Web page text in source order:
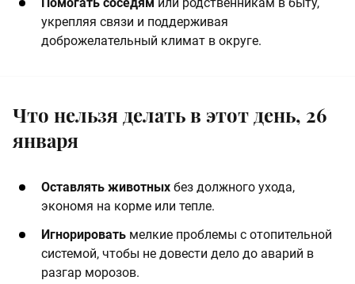
укрепляя связи и поддерживая
доброжелательный климат в округе.
Что нельзя делать в этот день, 26
января
Оставлять животных без должного ухода,
экономя на корме или тепле.
Игнорировать мелкие проблемы с отопительной
системой, чтобы не довести дело до аварий в
разгар морозов.